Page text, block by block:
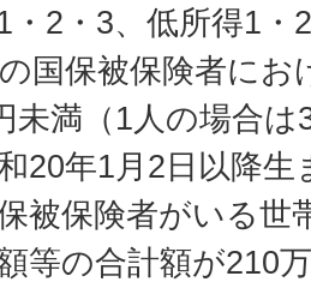
・2・3、低所得1・
の国保被保険者に
未満（1人の場合は
20年1月2日以降生
被保険者がいる世
等の合計額が210